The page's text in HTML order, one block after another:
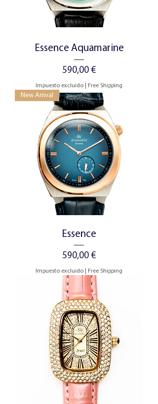
Essence Aquamarine
Precio
590,00 €
Impuesto excluido Free Shipping
New Arrival
Essence
Precio
590,00 €
Impuesto excluido Free Shipping